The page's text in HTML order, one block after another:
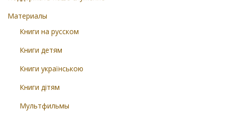
Материалы
Книги на русском
Книги детям
Книги українською
Книги дітям
Мультфильмы